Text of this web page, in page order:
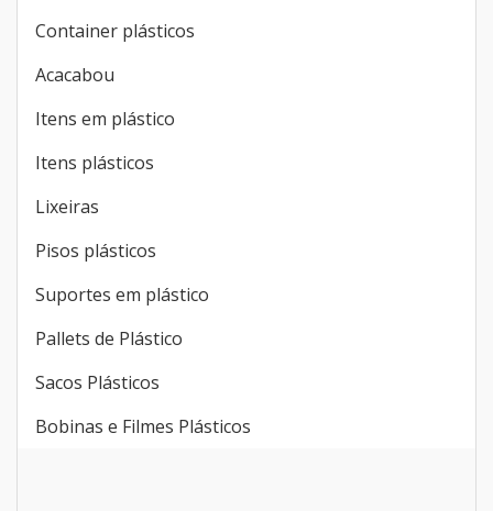
Container plásticos
Acacabou
Itens em plástico
Itens plásticos
Lixeiras
Pisos plásticos
Suportes em plástico
Pallets de Plástico
Sacos Plásticos
Bobinas e Filmes Plásticos